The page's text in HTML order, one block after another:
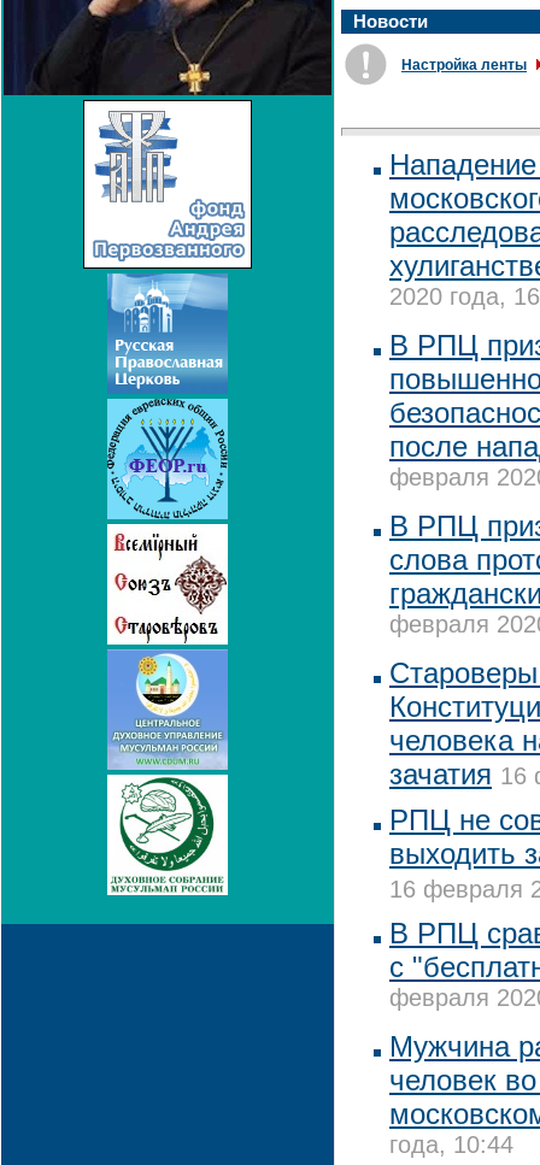
Новости
Настройка ленты
2020 года,
В РПЦ
после
февраля
В РПЦ
слова
февраля
человека
зачатия 16
РПЦ не
выходить
16 февраля
В РПЦ
с
февраля
Мужчина
человек
года, 10:44